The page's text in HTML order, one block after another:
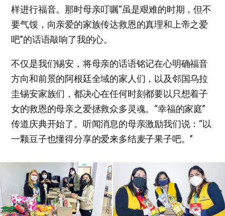
样进行福音。那时母亲叮嘱“虽是艰难的时期，但不
要气馁，向亲爱的家族传达救恩的真理和上帝之爱
吧”的话语敲响了我的心。
不仅是我们锡安，将母亲的话语铭记在心明确福音
方向和前景的阿根廷全域的家人们，以及邻国乌拉
圭锡安家族们，都决心在任何时刻都要以只想着子
女的救恩的母亲之爱拯救众多灵魂。“幸福的家庭”
传道庆典开始了。听闻消息的母亲激励我们说：“以
一颗豆子也懂得分享的爱来多结麦子果子吧。”